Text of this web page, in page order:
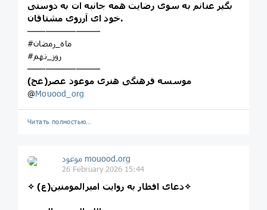
بگیر عنانم به سوى رضایت همه جانبه ات به دوستى
خود اى آرزوى مشتاقان.
────────────
#ماه_رمضان
#روز_نهم
────────────
موسسه فرهنگی هنری موعود عصر(عج)
@Mouood_org
Читать полностью…
موعود mouood.org
26 February 2026 15:44
✧ دعای افطار به روایت امیرالمومنین(ع)✧